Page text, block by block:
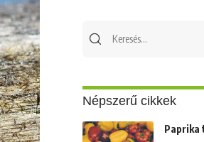
Népszerű cikkek
Paprika